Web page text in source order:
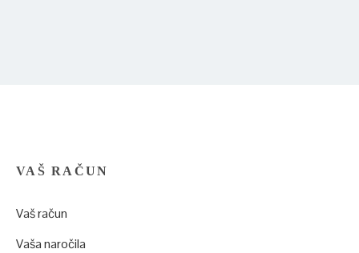
VAŠ RAČUN
Vaš račun
Vaša naročila